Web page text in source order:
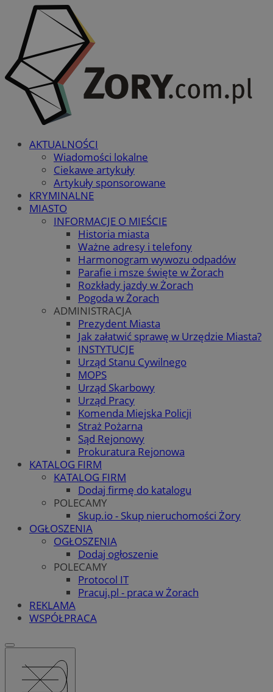
AKTUALNOŚCI
Wiadomości lokalne
Ciekawe artykuły
Artykuły sponsorowane
KRYMINALNE
MIASTO
INFORMACJE O MIEŚCIE
Historia miasta
Ważne adresy i telefony
Harmonogram wywozu odpadów
Parafie i msze święte w Żorach
Rozkłady jazdy w Żorach
Pogoda w Żorach
ADMINISTRACJA
Prezydent Miasta
Jak załatwić sprawę w Urzędzie Miasta?
INSTYTUCJE
Urząd Stanu Cywilnego
MOPS
Urząd Skarbowy
Urząd Pracy
Komenda Miejska Policji
Straż Pożarna
Sąd Rejonowy
Prokuratura Rejonowa
KATALOG FIRM
KATALOG FIRM
Dodaj firmę do katalogu
POLECAMY
Skup.io - Skup nieruchomości Żory
OGŁOSZENIA
OGŁOSZENIA
Dodaj ogłoszenie
POLECAMY
Protocol IT
Pracuj.pl - praca w Żorach
REKLAMA
WSPÓŁPRACA